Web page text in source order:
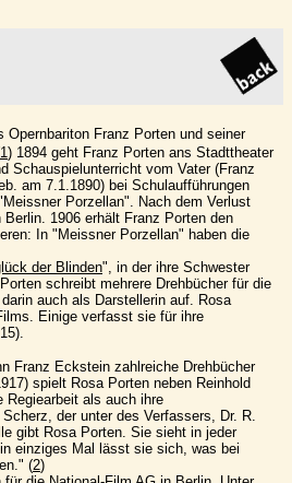
Franz Porten und seiner
1) 1894 geht Franz Porten ans Stadttheater
Schauspielunterricht vom Vater (Franz
am 7.1.1890) bei Schulaufführungen
Porzellan". Nach dem Verlust
1906 erhält Franz Porten den
In "Meissner Porzellan" haben die
der Blinden", in der ihre Schwester
schreibt mehrere Drehbücher für die
auch als Darstellerin auf. Rosa
Einige verfasst sie für ihre
Franz Eckstein zahlreiche Drehbücher
spielt Rosa Porten neben Reinhold
Regiearbeit als auch ihre
der unter des Verfassers, Dr. R.
gibt Rosa Porten. Sie sieht in jeder
einziges Mal lässt sie sich, was bei
(2)